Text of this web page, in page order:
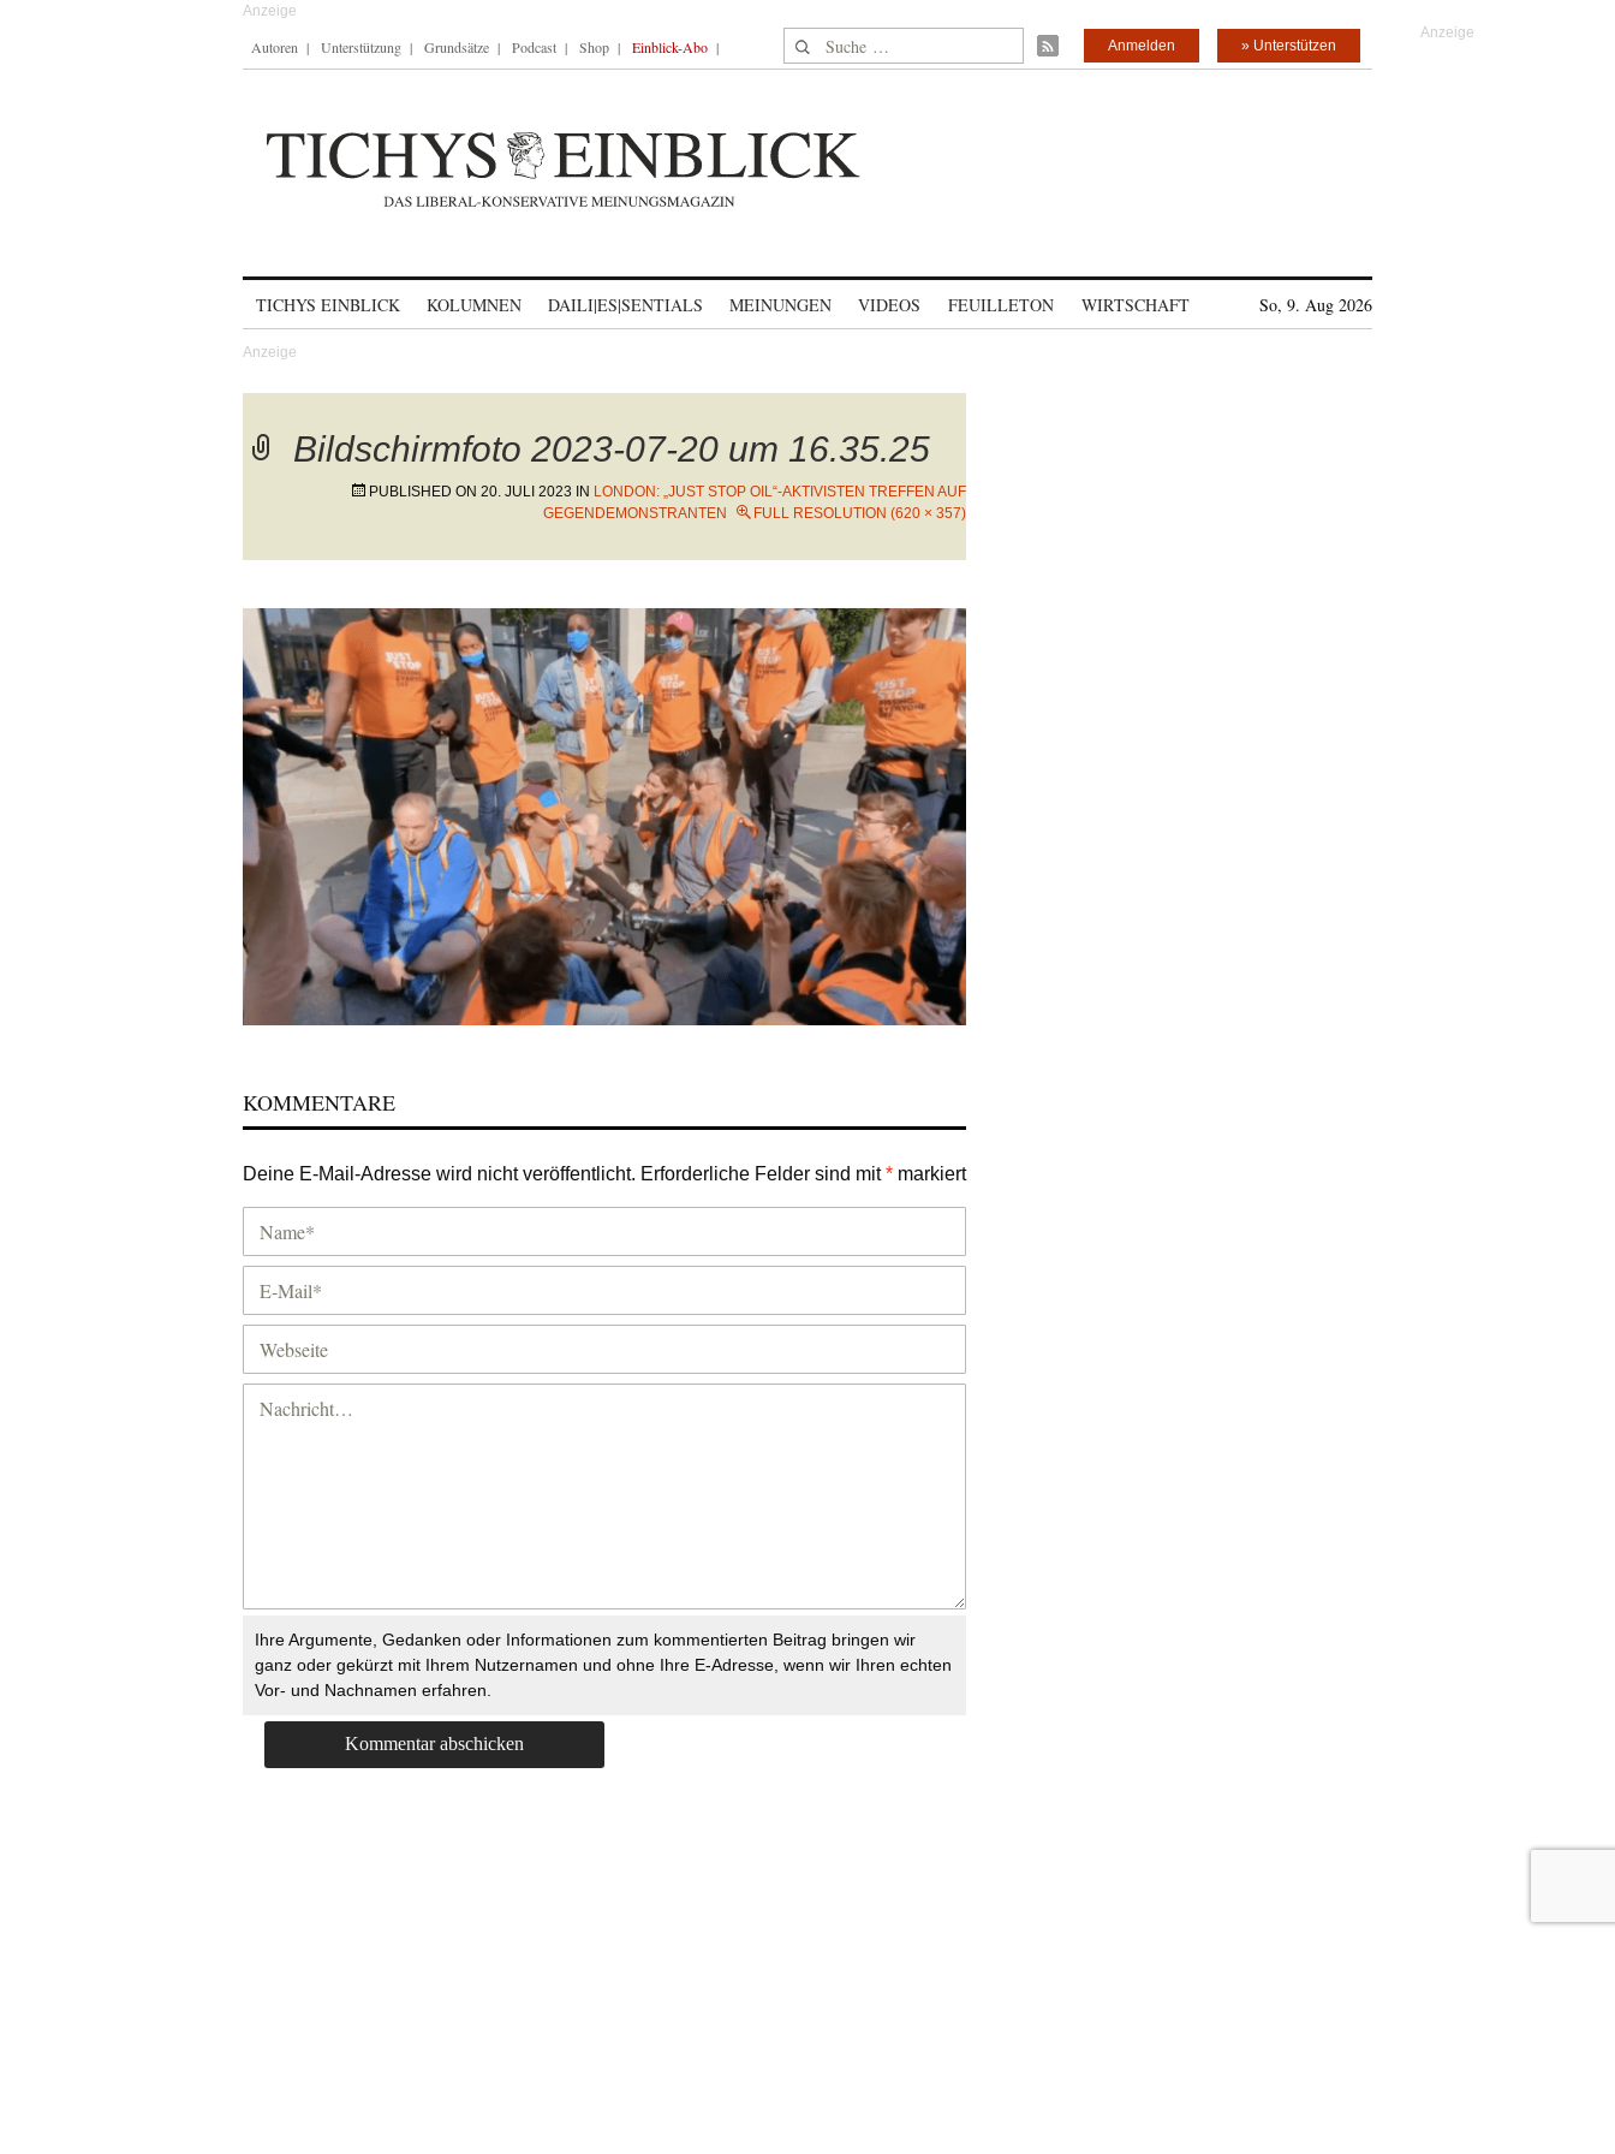
Autoren Unterstützung Grundsätze Podcast Shop Einblick-Abo Suche nach: » Unterstützen
Anmelden
TICHYS EINBLICK KOLUMNEN DAILI|ES|SENTIALS MEINUNGEN VIDEOS FEUILLETON WIRTSCHAFT So, 9. Aug 2026
Bildschirmfoto 2023-07-20 um 16.35.25
PUBLISHED ON 20. JULI 2023 IN LONDON: „JUST STOP OIL“-AKTIVISTEN TREFFEN AUF
GEGENDEMONSTRANTEN
FULL RESOLUTION (620 × 357)
KOMMENTARE
Deine E-Mail-Adresse wird nicht veröffentlicht. Erforderliche Felder sind mit* markiert
Ihre Argumente, Gedanken oder Informationen zum kommentierten Beitrag bringen wir
ganz oder gekürzt mit Ihrem Nutzernamen und ohne Ihre E-Adresse, wenn wir Ihren echten
Vor- und Nachnamen erfahren.